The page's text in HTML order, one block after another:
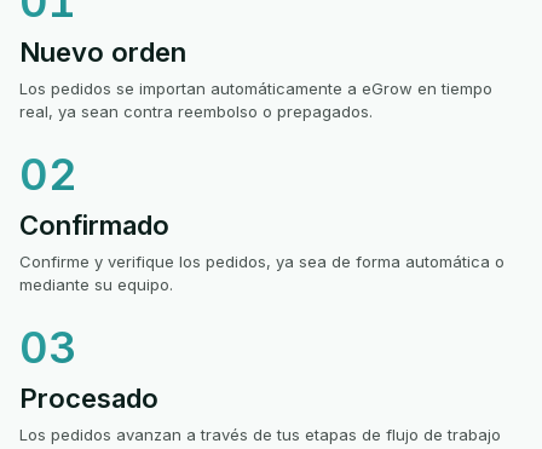
Nuevo orden
Los pedidos se importan automáticamente a eGrow en tiempo
real, ya sean contra reembolso o prepagados.
02
Confirmado
Confirme y verifique los pedidos, ya sea de forma automática o
mediante su equipo.
03
Procesado
Los pedidos avanzan a través de tus etapas de flujo de trabajo